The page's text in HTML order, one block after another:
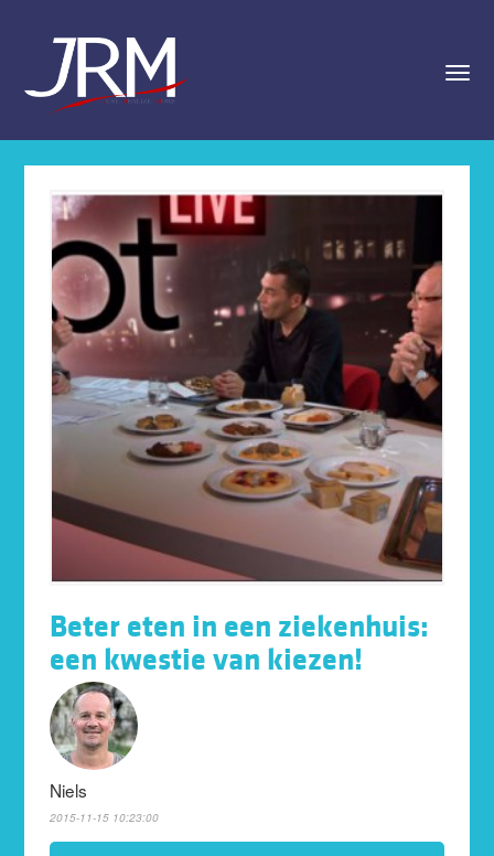
Beter eten in een ziekenhuis:
een kwestie van kiezen!
Niels
2015-11-15 10:23:00